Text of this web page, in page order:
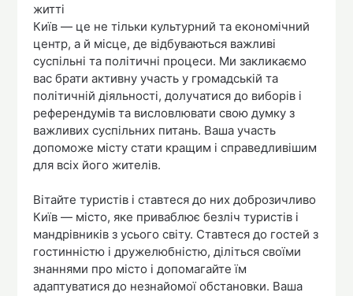
житті
Київ — це не тільки культурний та економічний
центр, а й місце, де відбуваються важливі
суспільні та політичні процеси. Ми закликаємо
вас брати активну участь у громадській та
політичній діяльності, долучатися до виборів і
референдумів та висловлювати свою думку з
важливих суспільних питань. Ваша участь
допоможе місту стати кращим і справедливішим
для всіх його жителів.
Вітайте туристів і ставтеся до них доброзичливо
Київ — місто, яке приваблює безліч туристів і
мандрівників з усього світу. Ставтеся до гостей з
гостинністю і дружелюбністю, діліться своїми
знаннями про місто і допомагайте їм
адаптуватися до незнайомої обстановки. Ваша